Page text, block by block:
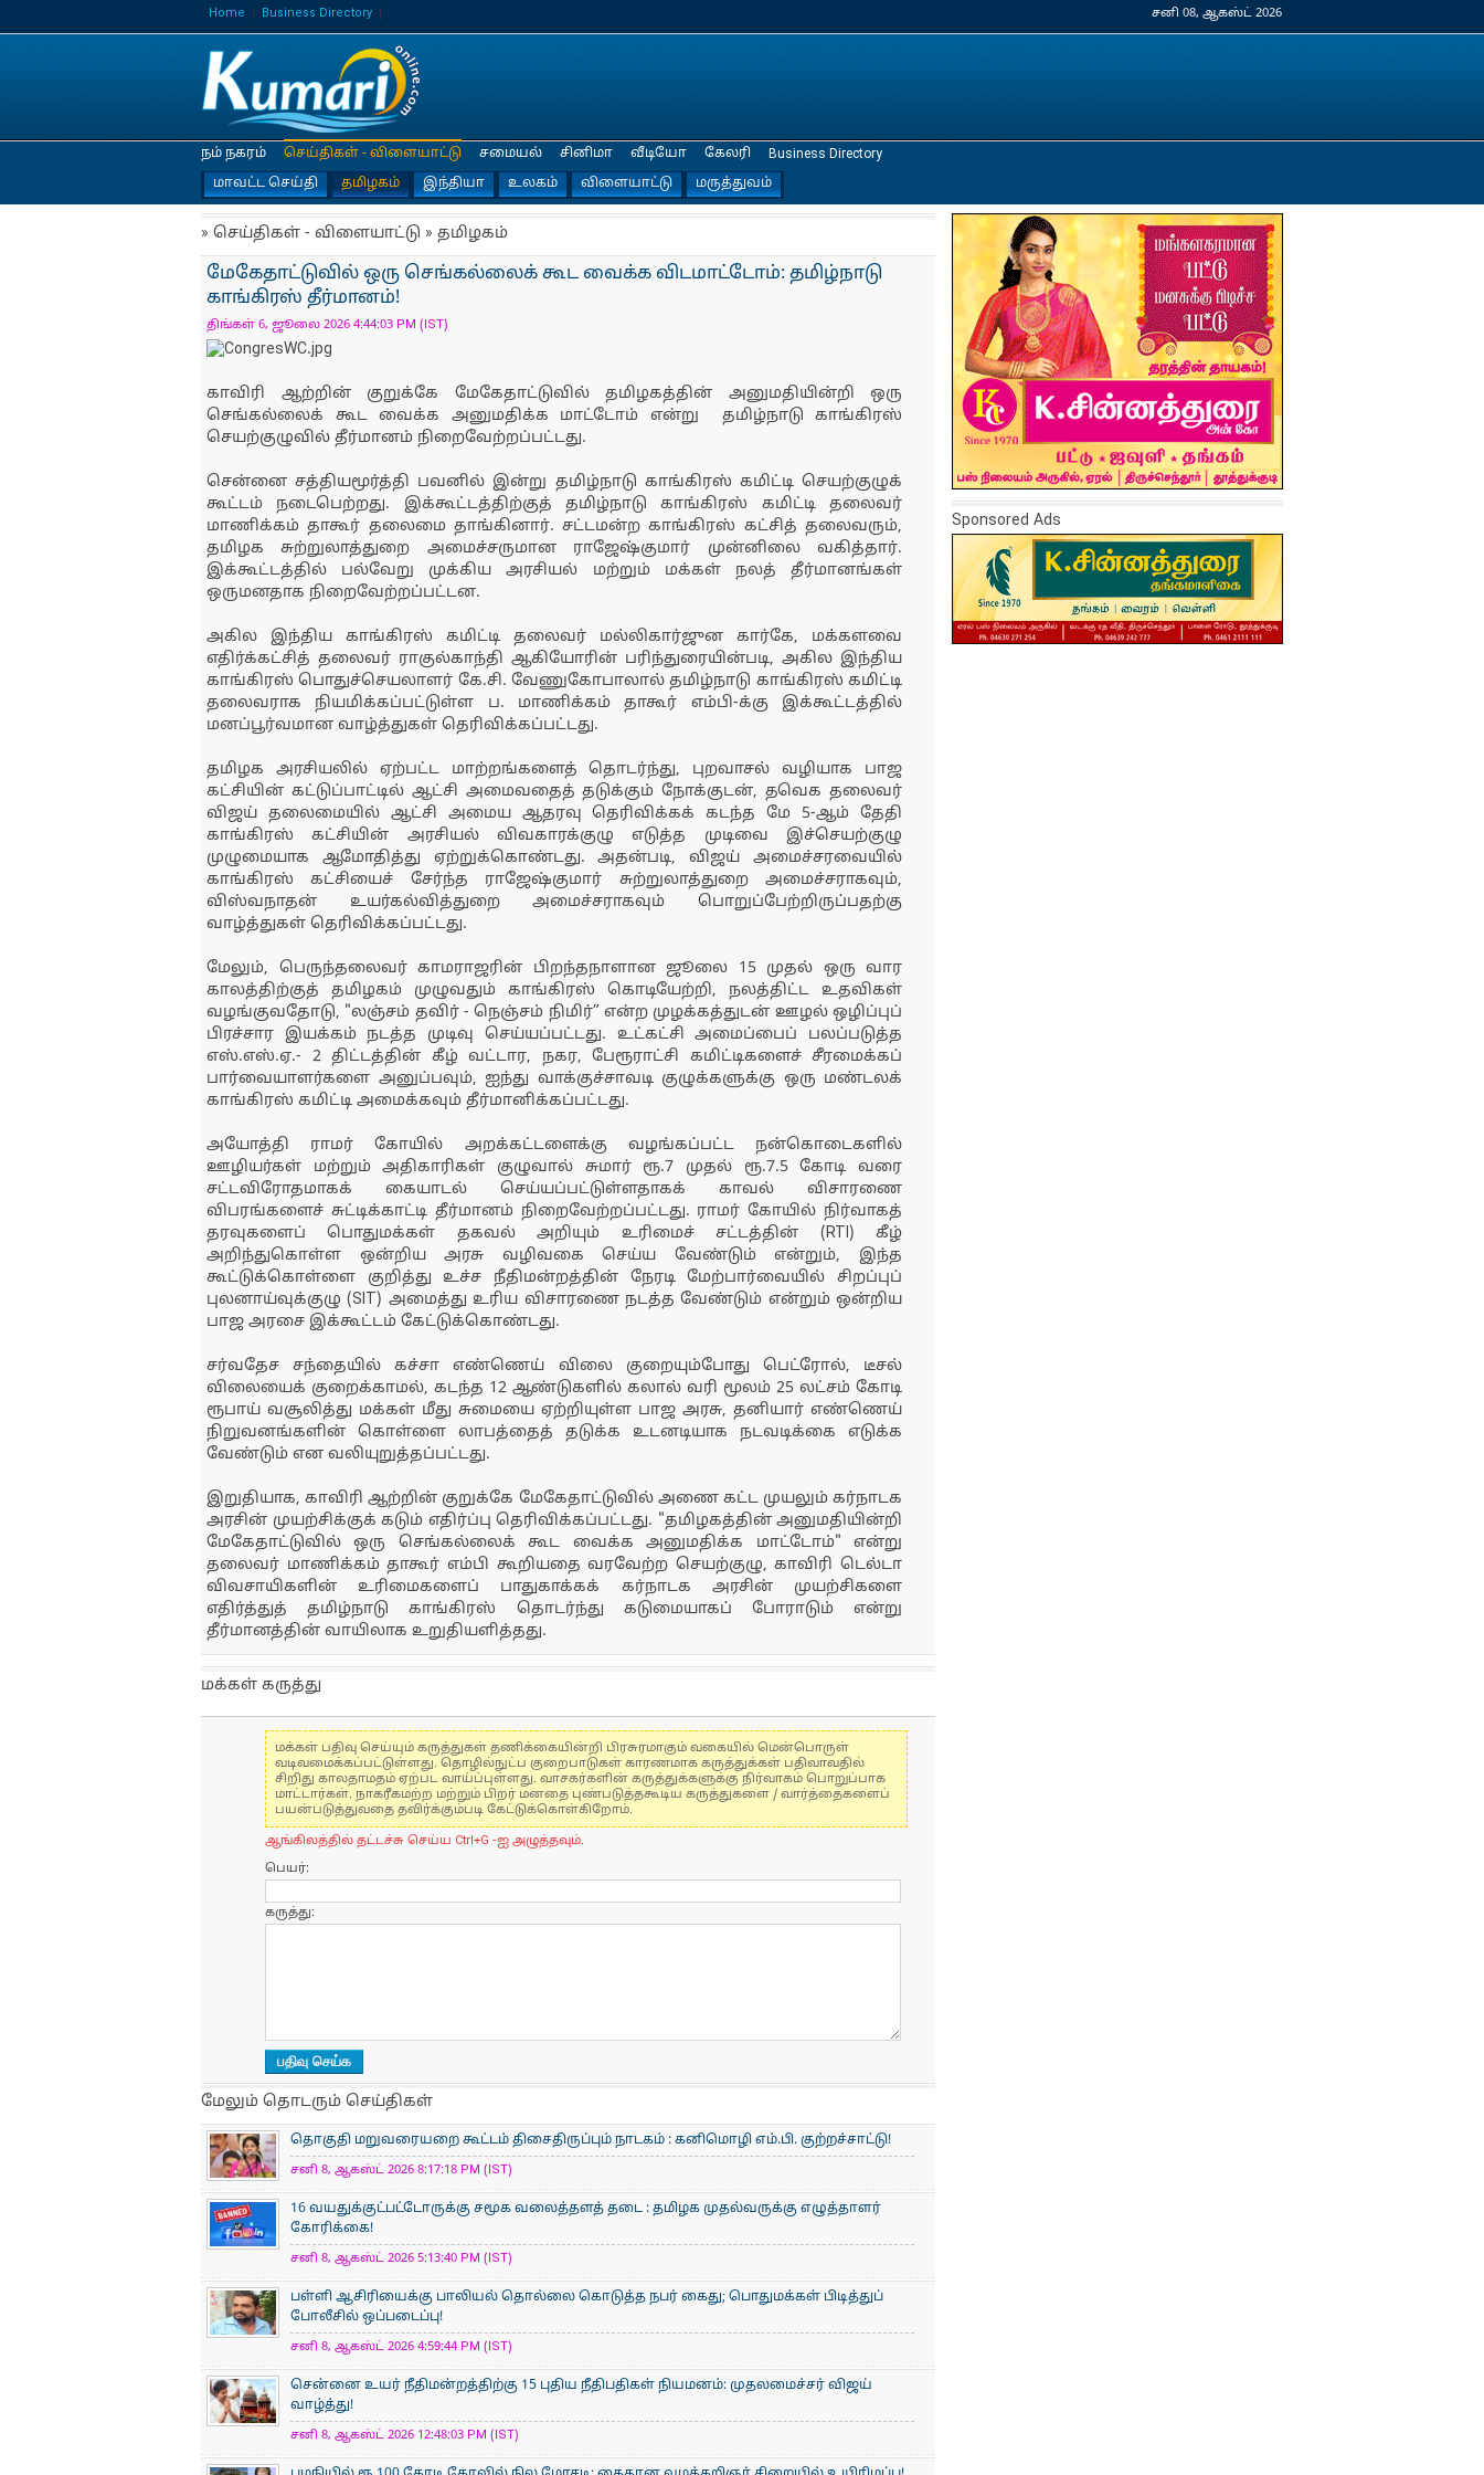
Home Business Directory சனி 08, ஆகஸ்ட் 2026
நம் நகரம்
செய்திகள் - விளையாட்டு
மாவட்ட செய்தி
தமிழகம் இந்தியா உலகம் விளையாட்டு மருத்துவம்
சமையல் சினிமா வீடியோ கேலரி Business Directory
» செய்திகள் - விளையாட்டு » தமிழகம்
மேகேதாட்டுவில் ஒரு செங்கல்லைக் கூட வைக்க விடமாட்டோம்: தமிழ்நாடு
காங்கிரஸ் தீர்மானம்!
திங்கள் 6, ஜூலை 2026 4:44:03 PM (IST)
காவிரி ஆற்றின் குறுக்கே மேகேதாட்டுவில் தமிழகத்தின் அனுமதியின்றி ஒரு
செங்கல்லைக் கூட வைக்க அனுமதிக்க மாட்டோம் என்று தமிழ்நாடு காங்கிரஸ்
செயற்குழுவில் தீர்மானம் நிறைவேற்றப்பட்டது.
சென்னை சத்தியமூர்த்தி பவனில் இன்று தமிழ்நாடு காங்கிரஸ் கமிட்டி செயற்குழுக்
கூட்டம் நடைபெற்றது. இக்கூட்டத்திற்குத் தமிழ்நாடு காங்கிரஸ் கமிட்டி தலைவர்
மாணிக்கம் தாகூர் தலைமை தாங்கினார். சட்டமன்ற காங்கிரஸ் கட்சித் தலைவரும்,
தமிழக சுற்றுலாத்துறை அமைச்சருமான ராஜேஷ்குமார் முன்னிலை வகித்தார்.
இக்கூட்டத்தில் பல்வேறு முக்கிய அரசியல் மற்றும் மக்கள் நலத் தீர்மானங்கள்
ஒருமனதாக நிறைவேற்றப்பட்டன.
அகில இந்திய காங்கிரஸ் கமிட்டி தலைவர் மல்லிகார்ஜுன கார்கே, மக்களவை
எதிர்க்கட்சித் தலைவர் ராகுல்காந்தி ஆகியோரின் பரிந்துரையின்படி, அகில இந்திய
காங்கிரஸ் பொதுச்செயலாளர் கே.சி. வேணுகோபாலால் தமிழ்நாடு காங்கிரஸ் கமிட்டி
தலைவராக நியமிக்கப்பட்டுள்ள ப. மாணிக்கம் தாகூர் எம்பி-க்கு இக்கூட்டத்தில்
மனப்பூர்வமான வாழ்த்துகள் தெரிவிக்கப்பட்டது.
தமிழக அரசியலில் ஏற்பட்ட மாற்றங்களைத் தொடர்ந்து, புறவாசல் வழியாக பாஜ
கட்சியின் கட்டுப்பாட்டில் ஆட்சி அமைவதைத் தடுக்கும் நோக்குடன், தவெக தலைவர்
விஜய் தலைமையில் ஆட்சி அமைய ஆதரவு தெரிவிக்கக் கடந்த மே 5-ஆம் தேதி
காங்கிரஸ் கட்சியின் அரசியல் விவகாரக்குழு எடுத்த முடிவை இச்செயற்குழு
முழுமையாக ஆமோதித்து ஏற்றுக்கொண்டது. அதன்படி, விஜய் அமைச்சரவையில்
காங்கிரஸ் கட்சியைச் சேர்ந்த ராஜேஷ்குமார் சுற்றுலாத்துறை அமைச்சராகவும்,
விஸ்வநாதன் உயர்கல்வித்துறை அமைச்சராகவும் பொறுப்பேற்றிருப்பதற்கு
வாழ்த்துகள் தெரிவிக்கப்பட்டது.
மேலும், பெருந்தலைவர் காமராஜரின் பிறந்தநாளான ஜூலை 15 முதல் ஒரு வார
காலத்திற்குத் தமிழகம் முழுவதும் காங்கிரஸ் கொடியேற்றி, நலத்திட்ட உதவிகள்
வழங்குவதோடு, "லஞ்சம் தவிர் - நெஞ்சம் நிமிர்” என்ற முழக்கத்துடன் ஊழல் ஒழிப்புப்
பிரச்சார இயக்கம் நடத்த முடிவு செய்யப்பட்டது. உட்கட்சி அமைப்பைப் பலப்படுத்த
எஸ்.எஸ்.ஏ.- 2 திட்டத்தின் கீழ் வட்டார, நகர, பேரூராட்சி கமிட்டிகளைச் சீரமைக்கப்
பார்வையாளர்களை அனுப்பவும், ஐந்து வாக்குச்சாவடி குழுக்களுக்கு ஒரு மண்டலக்
காங்கிரஸ் கமிட்டி அமைக்கவும் தீர்மானிக்கப்பட்டது.
அயோத்தி ராமர் கோயில் அறக்கட்டளைக்கு வழங்கப்பட்ட நன்கொடைகளில்
ஊழியர்கள் மற்றும் அதிகாரிகள் குழுவால் சுமார் ரூ.7 முதல் ரூ.7.5 கோடி வரை
சட்டவிரோதமாகக் கையாடல் செய்யப்பட்டுள்ளதாகக் காவல் விசாரணை
விபரங்களைச் சுட்டிக்காட்டி தீர்மானம் நிறைவேற்றப்பட்டது. ராமர் கோயில் நிர்வாகத்
தரவுகளைப் பொதுமக்கள் தகவல் அறியும் உரிமைச் சட்டத்தின் (RTI) கீழ்
அறிந்துகொள்ள ஒன்றிய அரசு வழிவகை செய்ய வேண்டும் என்றும், இந்த
கூட்டுக்கொள்ளை குறித்து உச்ச நீதிமன்றத்தின் நேரடி மேற்பார்வையில் சிறப்புப்
புலனாய்வுக்குழு (SIT) அமைத்து உரிய விசாரணை நடத்த வேண்டும் என்றும் ஒன்றிய
பாஜ அரசை இக்கூட்டம் கேட்டுக்கொண்டது.
சர்வதேச சந்தையில் கச்சா எண்ணெய் விலை குறையும்போது பெட்ரோல், டீசல்
விலையைக் குறைக்காமல், கடந்த 12 ஆண்டுகளில் கலால் வரி மூலம் 25 லட்சம் கோடி
ரூபாய் வசூலித்து மக்கள் மீது சுமையை ஏற்றியுள்ள பாஜ அரசு, தனியார் எண்ணெய்
நிறுவனங்களின் கொள்ளை லாபத்தைத் தடுக்க உடனடியாக நடவடிக்கை எடுக்க
வேண்டும் என வலியுறுத்தப்பட்டது.
இறுதியாக, காவிரி ஆற்றின் குறுக்கே மேகேதாட்டுவில் அணை கட்ட முயலும் கர்நாடக
அரசின் முயற்சிக்குக் கடும் எதிர்ப்பு தெரிவிக்கப்பட்டது. "தமிழகத்தின் அனுமதியின்றி
மேகேதாட்டுவில் ஒரு செங்கல்லைக் கூட வைக்க அனுமதிக்க மாட்டோம்" என்று
தலைவர் மாணிக்கம் தாகூர் எம்பி கூறியதை வரவேற்ற செயற்குழு, காவிரி டெல்டா
விவசாயிகளின் உரிமைகளைப் பாதுகாக்கக் கர்நாடக அரசின் முயற்சிகளை
எதிர்த்துத் தமிழ்நாடு காங்கிரஸ் தொடர்ந்து கடுமையாகப் போராடும் என்று
தீர்மானத்தின் வாயிலாக உறுதியளித்தது.
மக்கள் கருத்து
மக்கள் பதிவு செய்யும் கருத்துகள் தணிக்கையின்றி பிரசுரமாகும் வகையில் மென்பொருள்
வடிவமைக்கப்பட்டுள்ளது. தொழில்நுட்ப குறைபாடுகள் காரணமாக கருத்துக்கள் பதிவாவதில்
சிறிது காலதாமதம் ஏற்பட வாய்ப்புள்ளது. வாசகர்களின் கருத்துக்களுக்கு நிர்வாகம் பொறுப்பாக
மாட்டார்கள். நாகரீகமற்ற மற்றும் பிறர் மனதை புண்படுத்தகூடிய கருத்துகளை / வார்த்தைகளைப்
பயன்படுத்துவதை தவிர்க்கும்படி கேட்டுக்கொள்கிறோம்.
ஆங்கிலத்தில் தட்டச்சு செய்ய Ctrl+G -ஐ அழுத்தவும்.
பெயர்:
கருத்து:
மேலும் தொடரும் செய்திகள்
தொகுதி மறுவரையறை கூட்டம் திசைதிருப்பும் நாடகம் : கனிமொழி எம்.பி. குற்றச்சாட்டு!
சனி 8, ஆகஸ்ட் 2026 8:17:18 PM (IST)
16 வயதுக்குட்பட்டோருக்கு சமூக வலைத்தளத் தடை : தமிழக முதல்வருக்கு எழுத்தாளர்
கோரிக்கை!
சனி 8, ஆகஸ்ட் 2026 5:13:40 PM (IST)
பள்ளி ஆசிரியைக்கு பாலியல் தொல்லை கொடுத்த நபர் கைது; பொதுமக்கள் பிடித்துப்
போலீசில் ஒப்படைப்பு!
சனி 8, ஆகஸ்ட் 2026 4:59:44 PM (IST)
சென்னை உயர் நீதிமன்றத்திற்கு 15 புதிய நீதிபதிகள் நியமனம்: முதலமைச்சர் விஜய்
வாழ்த்து!
சனி 8, ஆகஸ்ட் 2026 12:48:03 PM (IST)
Sponsored Ads